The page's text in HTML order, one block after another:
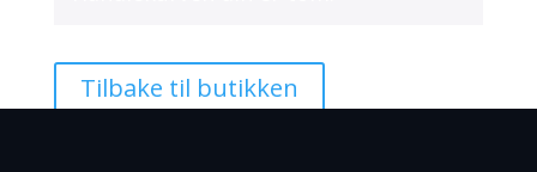
Tilbake til butikken